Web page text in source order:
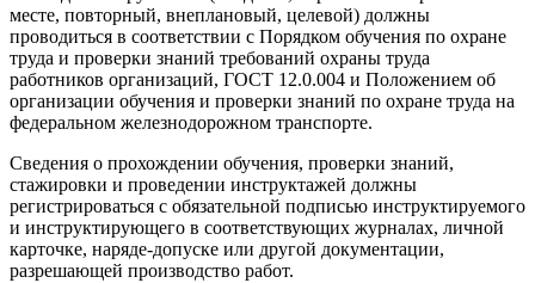
месте, повторный, внеплановый, целевой) должны
проводиться в соответствии с Порядком обучения по охране
труда и проверки знаний требований охраны труда
работников организаций, ГОСТ 12.0.004 и Положением об
организации обучения и проверки знаний по охране труда на
федеральном железнодорожном транспорте.
Сведения о прохождении обучения, проверки знаний,
стажировки и проведении инструктажей должны
регистрироваться с обязательной подписью инструктируемого
и инструктирующего в соответствующих журналах, личной
карточке, наряде-допуске или другой документации,
разрешающей производство работ.